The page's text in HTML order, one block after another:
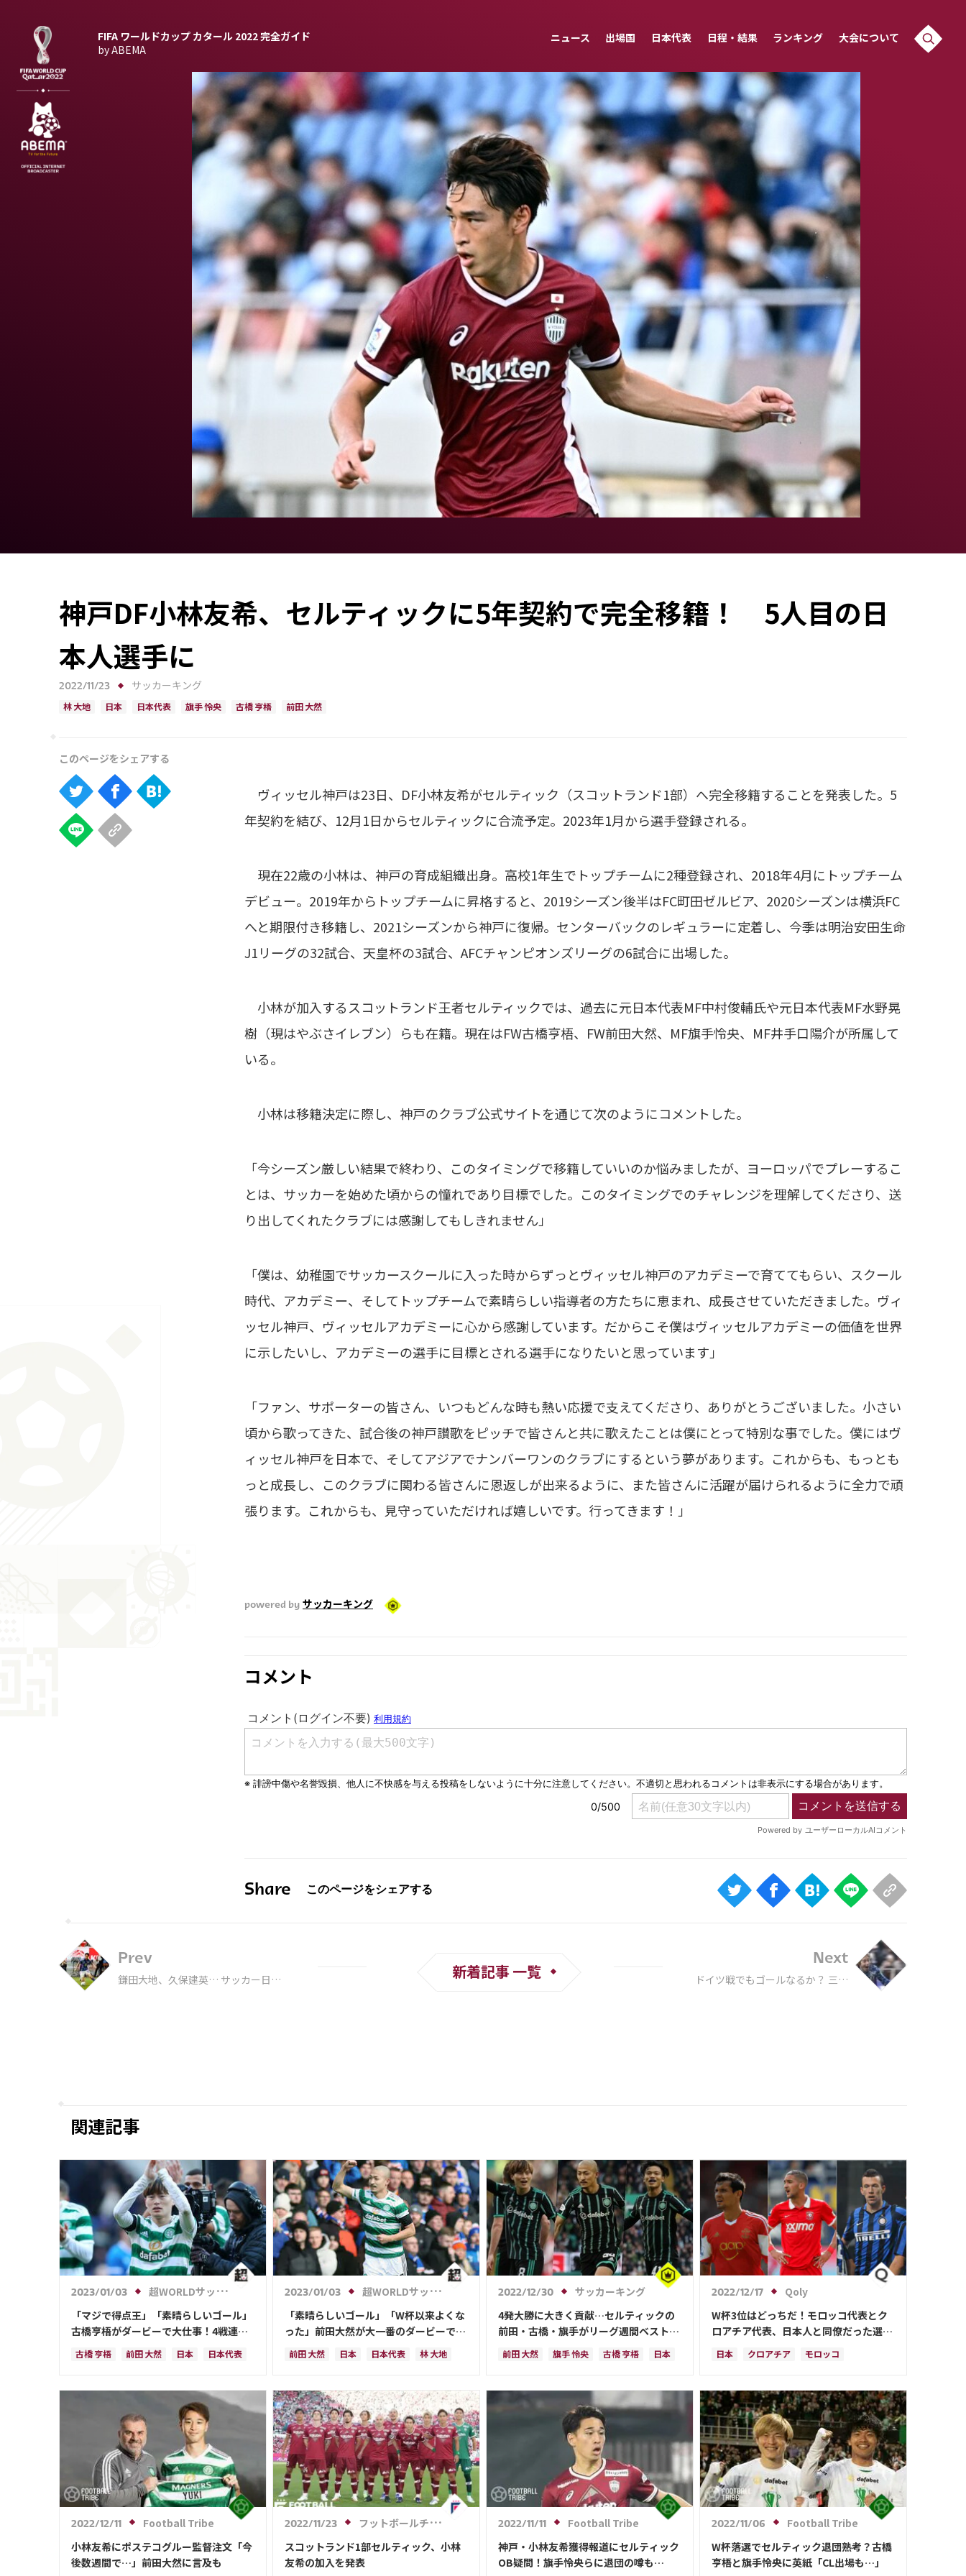
FIFA ワールドカップ カタール 2022完全ガイド
by ABEMA
ニュース 出場国 日本代表 日程・結果 ランキング 大会について
神戸DF小林友希、セルティックに5年契約で完全移籍！ 5人目の日
本人選手に
2022/11/23 サッカーキング
林 大地 日本 日本代表 旗手 怜央 古橋 亨梧 前田 大然
ヴィッセル神戸は23日、DF小林友希がセルティック（スコットランド1部）へ完全移籍することを発表した。5
年契約を結び、12月1日からセルティックに合流予定。2023年1月から選手登録される。
現在22歳の小林は、神戸の育成組織出身。高校1年生でトップチームに2種登録され、2018年4月にトップチーム
デビュー。2019年からトップチームに昇格すると、2019シーズン後半はFC町田ゼルビア、2020シーズンは横浜FC
へと期限付き移籍し、2021シーズンから神戸に復帰。センターバックのレギュラーに定着し、今季は明治安田生命
J1リーグの32試合、天皇杯の3試合、AFCチャンピオンズリーグの6試合に出場した。
小林が加入するスコットランド王者セルティックでは、過去に元日本代表MF中村俊輔氏や元日本代表MF水野晃
樹（現はやぶさイレブン）らも在籍。現在はFW古橋亨梧、FW前田大然、MF旗手怜央、MF井手口陽介が所属して
いる。
小林は移籍決定に際し、神戸のクラブ公式サイトを通じて次のようにコメントした。
「今シーズン厳しい結果で終わり、このタイミングで移籍していいのか悩みましたが、ヨーロッパでプレーするこ
とは、サッカーを始めた頃からの憧れであり目標でした。このタイミングでのチャレンジを理解してくださり、送
り出してくれたクラブには感謝してもしきれません」
「僕は、幼稚園でサッカースクールに入った時からずっとヴィッセル神戸のアカデミーで育ててもらい、スクール
時代、アカデミー、そしてトップチームで素晴らしい指導者の方たちに恵まれ、成長させていただきました。ヴィ
ッセル神戸、ヴィッセルアカデミーに心から感謝しています。だからこそ僕はヴィッセルアカデミーの価値を世界
に示したいし、アカデミーの選手に目標とされる選手になりたいと思っています」
「ファン、サポーターの皆さん、いつもどんな時も熱い応援で支えてくださり、ありがとうございました。小さい
頃から歌ってきた、試合後の神戸讃歌をピッチで皆さんと共に歌えたことは僕にとって特別な事でした。僕にはヴ
ィッセル神戸を日本で、そしてアジアでナンバーワンのクラブにするという夢があります。これからも、もっとも
っと成長し、このクラブに関わる皆さんに恩返しが出来るように、また皆さんに活躍が届けられるように全力で頑
張ります。これからも、見守っていただければ嬉しいです。行ってきます！」
powered by サッカーキング
コメント
Share
Prev
鎌田大地、久保建英… サッカー日本
新着記事 一覧
Next
ドイツ戦でもゴールなるか？ 三笘
関連記事
2023/01/03
超WORLDサッカー!
「マジで得点王」「素晴らしいゴール」
古橋亨梧がダービーで大仕事！4戦連発
の15点目は土壇場同点弾「諦めなかった
気持ちだ」
古橋 亨梧 前田 大然 日本 日本代表
2023/01/03
超WORLDサッカー!
「素晴らしいゴール」「W杯以来よくな
った」前田大然が大一番のダービーで見
事な先制ゴール！「今絶好調だ」
前田 大然 日本 日本代表 林 大地
2022/12/30
サッカーキング
4発大勝に大きく貢献…セルティックの
前田・古橋・旗手がリーグ週間ベスト11
に選出！
前田 大然 旗手 怜央 古橋 亨梧 日本
2022/12/17
Qoly
W杯3位はどっちだ！モロッコ代表とク
ロアチア代表、日本人と同僚だった選手
たち
日本 クロアチア モロッコ
谷 晃生 ベルギー イングランド
伊東 純也 南野 拓実
ルカ・モドリッチ 鎌田 大地
アクラフ・ハキミ ドイツ スペイン
韓国 日本代表 林 大地 旗手 怜央
古橋 亨梧 堂安 律 前田 大然
2022/12/11
Football Tribe
小林友希にポステコグルー監督注文「今
後数週間で…」前田大然に言及も
2022/11/23
フットボールチャンネル
スコットランド1部セルティック、小林
友希の加入を発表
2022/11/11
Football Tribe
神戸・小林友希獲得報道にセルティック
OB疑問！旗手怜央らに退団の噂も…
2022/11/06
Football Tribe
W杯落選でセルティック退団熟考？古橋
亨梧と旗手怜央に英紙「CL出場も…」